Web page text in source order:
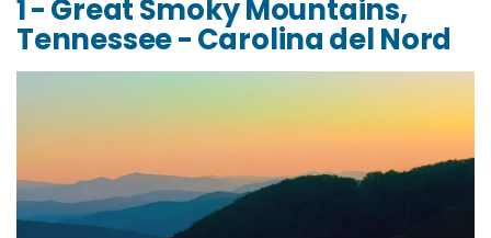
1 - Great Smoky Mountains,
Tennessee - Carolina del Nord